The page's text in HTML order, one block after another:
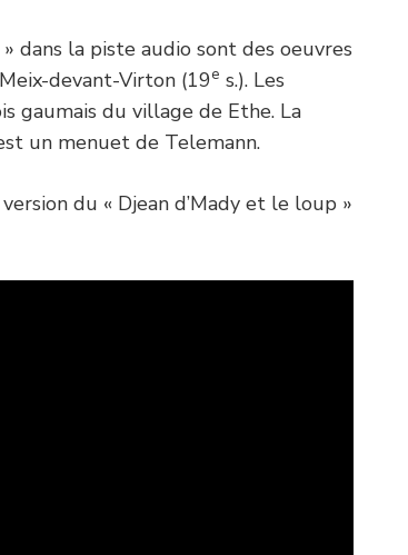
dans la piste audio sont des oeuvres
devant-Virton (19e s.). Les
gaumais du village de Ethe. La
un menuet de Telemann.
du « Djean d’Mady et le loup »